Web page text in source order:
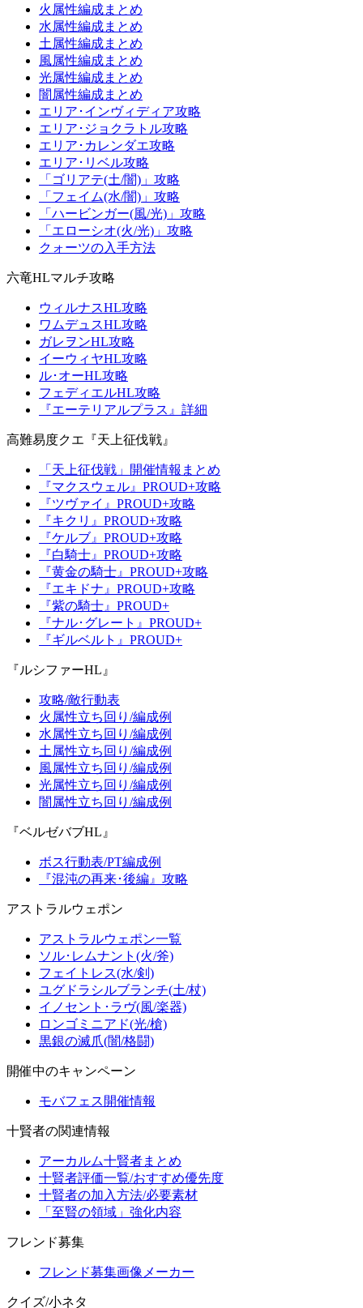
火属性編成まとめ
水属性編成まとめ
土属性編成まとめ
風属性編成まとめ
光属性編成まとめ
闇属性編成まとめ
エリア･インヴィディア攻略
エリア･ジョクラトル攻略
エリア･カレンダエ攻略
エリア･リベル攻略
「ゴリアテ(土/闇)」攻略
「フェイム(水/闇)」攻略
「ハービンガー(風/光)」攻略
「エローシオ(火/光)」攻略
クォーツの入手方法
六竜HLマルチ攻略
ウィルナスHL攻略
ワムデュスHL攻略
ガレヲンHL攻略
イーウィヤHL攻略
ル･オーHL攻略
フェディエルHL攻略
『エーテリアルプラス』詳細
高難易度クエ『天上征伐戦』
「天上征伐戦」開催情報まとめ
『マクスウェル』PROUD+攻略
『ツヴァイ』PROUD+攻略
『キクリ』PROUD+攻略
『ケルブ』PROUD+攻略
『白騎士』PROUD+攻略
『黄金の騎士』PROUD+攻略
『エキドナ』PROUD+攻略
『紫の騎士』PROUD+
『ナル･グレート』PROUD+
『ギルベルト』PROUD+
『ルシファーHL』
攻略/敵行動表
火属性立ち回り/編成例
水属性立ち回り/編成例
土属性立ち回り/編成例
風属性立ち回り/編成例
光属性立ち回り/編成例
闇属性立ち回り/編成例
『ベルゼバブHL』
ボス行動表/PT編成例
『混沌の再来･後編』攻略
アストラルウェポン
アストラルウェポン一覧
ソル･レムナント(火/斧)
フェイトレス(水/剣)
ユグドラシルブランチ(土/杖)
イノセント･ラヴ(風/楽器)
ロンゴミニアド(光/槍)
黒銀の滅爪(闇/格闘)
開催中のキャンペーン
モバフェス開催情報
十賢者の関連情報
アーカルム十賢者まとめ
十賢者評価一覧/おすすめ優先度
十賢者の加入方法/必要素材
「至賢の領域」強化内容
フレンド募集
フレンド募集画像メーカー
クイズ/小ネタ